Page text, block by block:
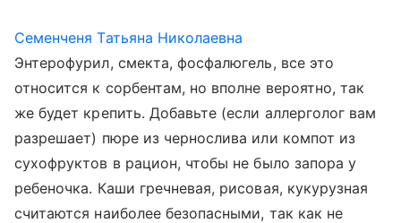
Семенченя Татьяна Николаевна
Энтерофурил, смекта, фосфалюгель, все это
относится к сорбентам, но вполне вероятно, так
же будет крепить. Добавьте (если аллерголог вам
разрешает) пюре из чернослива или компот из
сухофруктов в рацион, чтобы не было запора у
ребеночка. Каши гречневая, рисовая, кукурузная
считаются наиболее безопасными, так как не